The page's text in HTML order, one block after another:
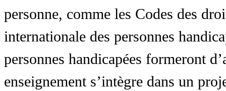
personne, comme les Codes des
internationale des personnes
personnes handicapées formeront
enseignement s’intègre dans un